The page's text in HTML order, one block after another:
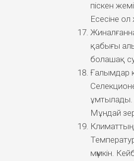
піскен
Есесіне ол
қабығы
болашақ
Ғалымдар
ұмтылады.
Мұндай
Климаттың
мүмкін.